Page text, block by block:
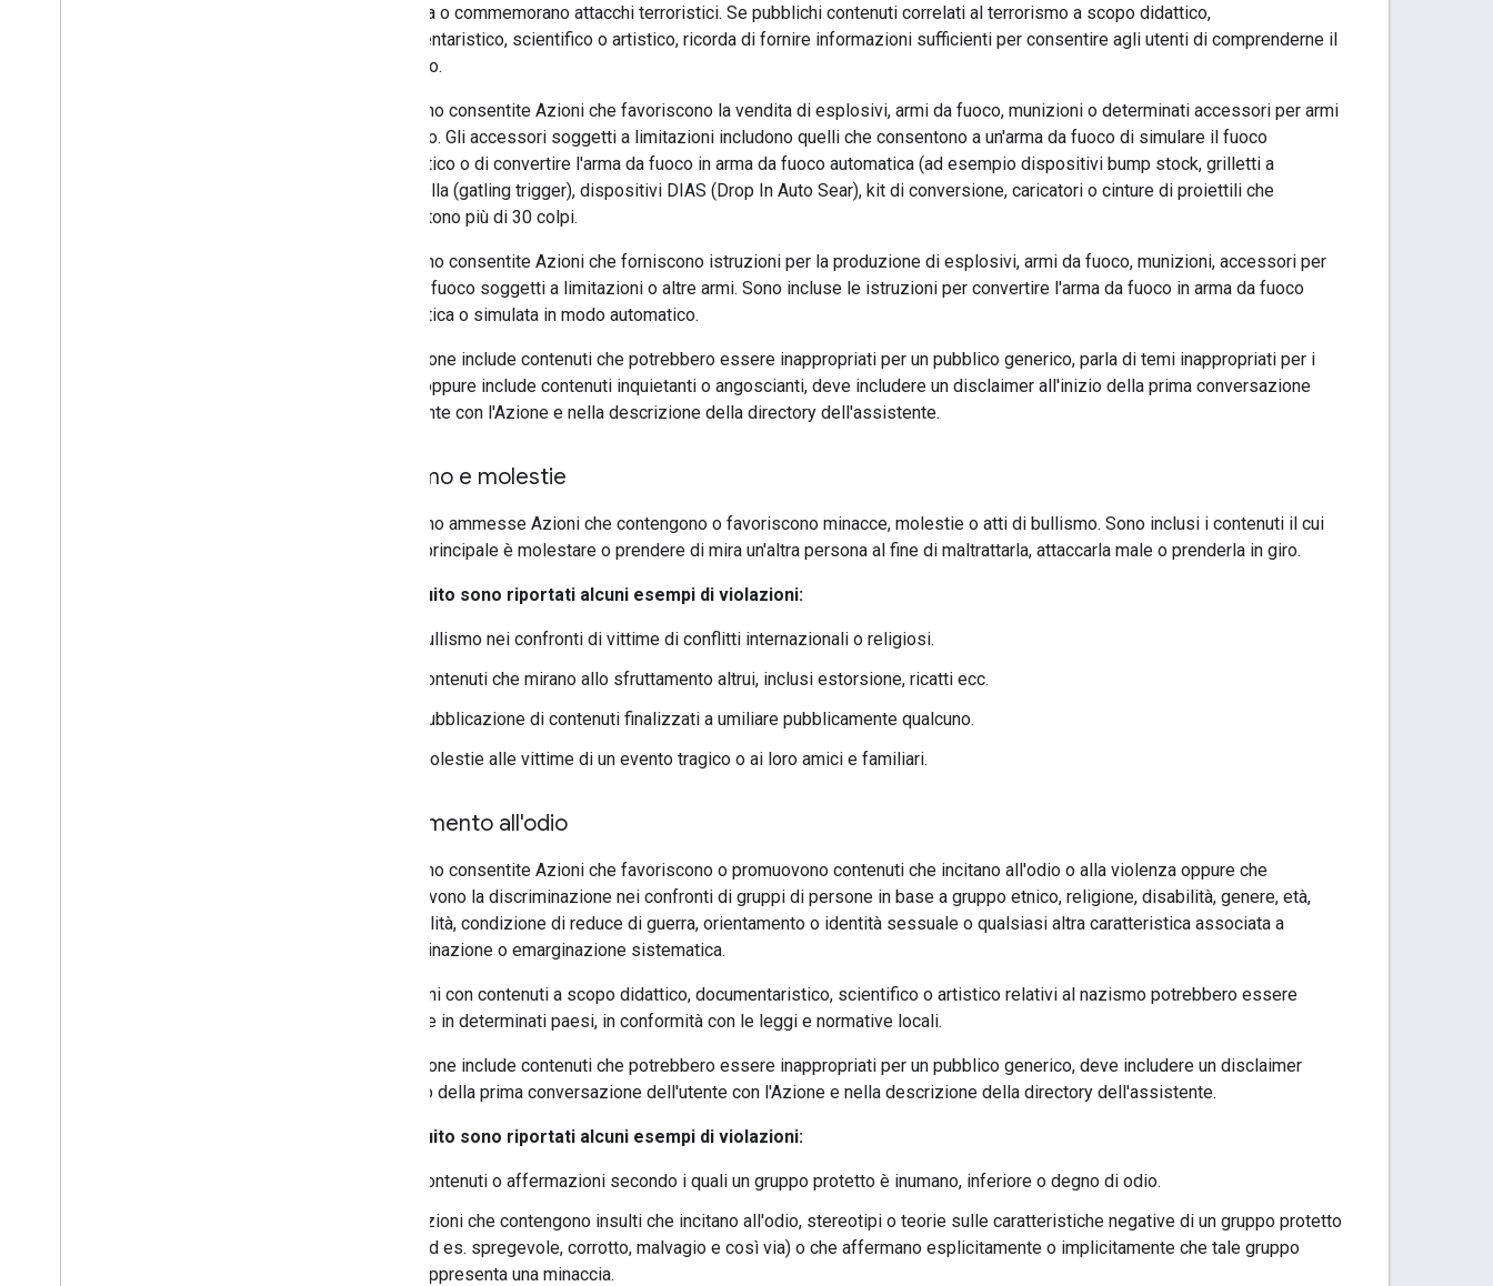
violenza o commemorano attacchi terroristici. Se pubblichi contenuti correlati al terrorismo a scopo didattico,
documentaristico, scientifico o artistico, ricorda di fornire informazioni sufficienti per consentire agli utenti di comprenderne il
contesto.
Non sono consentite Azioni che favoriscono la vendita di esplosivi, armi da fuoco, munizioni o determinati accessori per armi
da fuoco. Gli accessori soggetti a limitazioni includono quelli che consentono a un'arma da fuoco di simulare il fuoco
automatico o di convertire l'arma da fuoco in arma da fuoco automatica (ad esempio dispositivi bump stock, grilletti a
manovella (gatling trigger), dispositivi DIAS (Drop In Auto Sear), kit di conversione, caricatori o cinture di proiettili che
consentono più di 30 colpi.
Non sono consentite Azioni che forniscono istruzioni per la produzione di esplosivi, armi da fuoco, munizioni, accessori per
armi da fuoco soggetti a limitazioni o altre armi. Sono incluse le istruzioni per convertire l'arma da fuoco in arma da fuoco
automatica o simulata in modo automatico.
Se l'Azione include contenuti che potrebbero essere inappropriati per un pubblico generico, parla di temi inappropriati per i
minori oppure include contenuti inquietanti o angoscianti, deve includere un disclaimer all'inizio della prima conversazione
dell'utente con l'Azione e nella descrizione della directory dell'assistente.
Bullismo e molestie
Non sono ammesse Azioni che contengono o favoriscono minacce, molestie o atti di bullismo. Sono inclusi i contenuti il cui
scopo principale è molestare o prendere di mira un'altra persona al fine di maltrattarla, attaccarla male o prenderla in giro.
Di seguito sono riportati alcuni esempi di violazioni:
Bullismo nei confronti di vittime di conflitti internazionali o religiosi.
Contenuti che mirano allo sfruttamento altrui, inclusi estorsione, ricatti ecc.
Pubblicazione di contenuti finalizzati a umiliare pubblicamente qualcuno.
Molestie alle vittime di un evento tragico o ai loro amici e familiari.
Incitamento all'odio
Non sono consentite Azioni che favoriscono o promuovono contenuti che incitano all'odio o alla violenza oppure che
promuovono la discriminazione nei confronti di gruppi di persone in base a gruppo etnico, religione, disabilità, genere, età,
nazionalità, condizione di reduce di guerra, orientamento o identità sessuale o qualsiasi altra caratteristica associata a
discriminazione o emarginazione sistematica.
Le azioni con contenuti a scopo didattico, documentaristico, scientifico o artistico relativi al nazismo potrebbero essere
bloccate in determinati paesi, in conformità con le leggi e normative locali.
Se l'Azione include contenuti che potrebbero essere inappropriati per un pubblico generico, deve includere un disclaimer
all'inizio della prima conversazione dell'utente con l'Azione e nella descrizione della directory dell'assistente.
Di seguito sono riportati alcuni esempi di violazioni:
Contenuti o affermazioni secondo i quali un gruppo protetto è inumano, inferiore o degno di odio.
Azioni che contengono insulti che incitano all'odio, stereotipi o teorie sulle caratteristiche negative di un gruppo protetto
(ad es. spregevole, corrotto, malvagio e così via) o che affermano esplicitamente o implicitamente che tale gruppo
rappresenta una minaccia.